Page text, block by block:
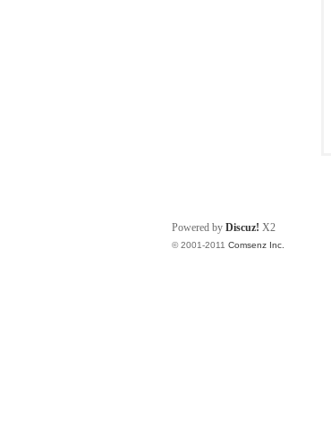
Powered by Discuz! X2
© 2001-2011 Comsenz Inc.